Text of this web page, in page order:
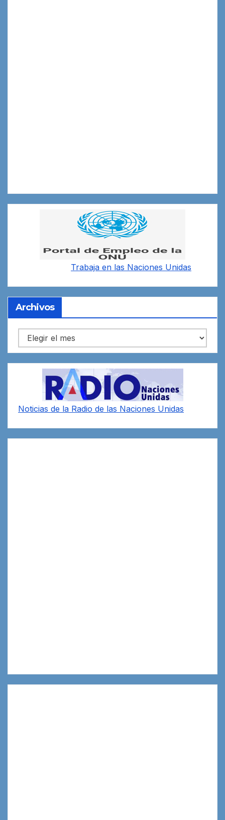
Trabaja en las Naciones Unidas
Archivos
Archivos
Noticias de la Radio de las Naciones Unidas